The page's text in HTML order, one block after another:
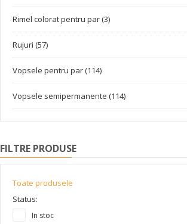
Rimel colorat pentru par (3)
Rujuri (57)
Vopsele pentru par (114)
Vopsele semipermanente (114)
FILTRE PRODUSE
Toate produsele
Status:
In stoc